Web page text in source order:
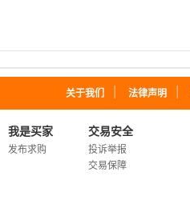
关于我们 法律声明
我是买家
发布求购
交易安全
投诉举报
交易保障